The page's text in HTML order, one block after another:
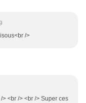
/>
<br /> <br /> Super ces